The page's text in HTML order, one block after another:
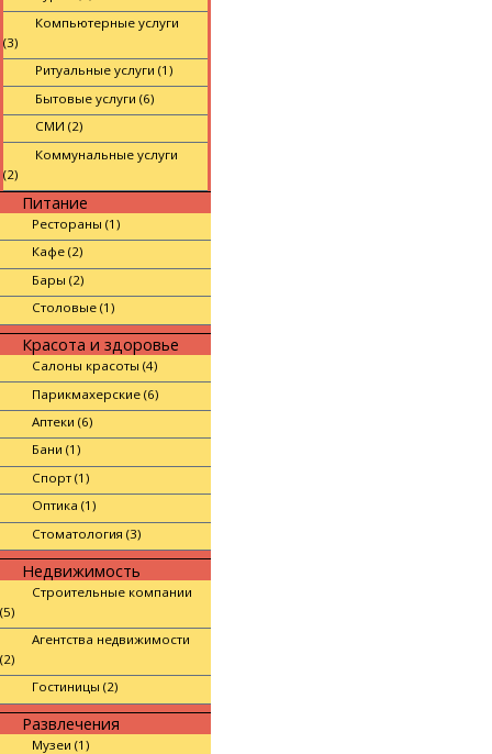
Компьютерные услуги
(3)
Ритуальные услуги (1)
Бытовые услуги (6)
СМИ (2)
Коммунальные услуги
(2)
Питание
Рестораны (1)
Кафе (2)
Бары (2)
Столовые (1)
Красота и здоровье
Салоны красоты (4)
Парикмахерские (6)
Аптеки (6)
Бани (1)
Спорт (1)
Оптика (1)
Стоматология (3)
Недвижимость
Строительные компании
(5)
Агентства недвижимости
(2)
Гостиницы (2)
Развлечения
Музеи (1)